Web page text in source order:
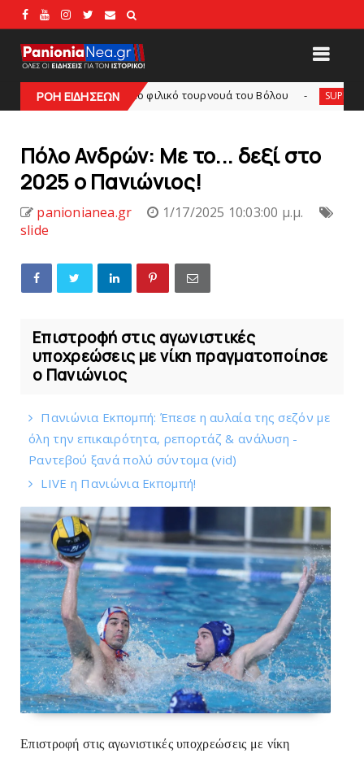
ΡΟΗ ΕΙΔΗΣΕΩΝ
για το φιλικό τουρνουά του Bόλου SUPERLEAGUE2
Πόλο Ανδρών: Mε το... δεξί στο
2025 ο Πανιώνιος!
panionianea.gr
1/17/2025 10:03:00 μ.μ.
slide
Επιστροφή στις αγωνιστικές
υποχρεώσεις με νίκη πραγματοποίησε
ο Πανιώνιος
Πανιώνια Εκπομπή: Έπεσε η αυλαία της σεζόν με
όλη την επικαιρότητα, ρεπορτάζ & ανάλυση -
Ραντεβού ξανά πολύ σύντομα (vid)
LIVE η Πανιώνια Εκπομπή!
Επιστροφή στις αγωνιστικές υποχρεώσεις με νίκη